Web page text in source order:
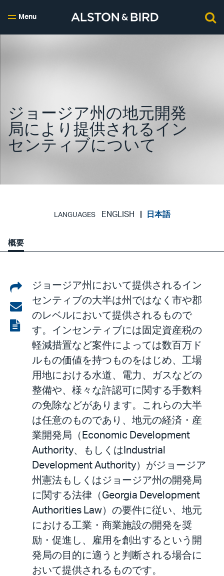
Menu
ジョージア州の地元開発
局により提供されるイン
センティブについて
LANGUAGES ENGLISH 日本語
概要
Share
on
LinkedIn
Share
via
email
View
PDF
ジョージア州において提供されるイン
センティブの大半は州ではなく市や郡
のレベルにおいて提供されるもので
す。インセンティブには固定資産税の
軽減措置など案件によっては数百万ド
ルもの価値を持つものをはじめ、工場
用地における水道、電力、ガスなどの
整備や、様々な許認可に関する手数料
の免除などがあります。これらの大半
は任意のものであり、地元の経済・産
業開発局（Economic Development
Authority、もしくはIndustrial
Development Authority）がジョージア
州憲法もしくはジョージア州の開発局
に関する法律（Georgia Development
Authorities Law）の要件に従い、地元
における工業・商業施設の開発を奨
励・促進し、雇用を創出するという開
発局の目的に適うと判断される場合に
おいて提供されるものです。